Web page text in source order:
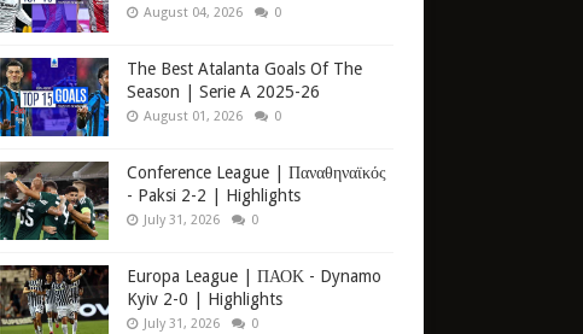
August 04, 2026 0
The Best Atalanta Goals Of The
Season | Serie A 2025-26
August 01, 2026 0
Conference League | Παναθηναϊκός
- Paksi 2-2 | Highlights
July 31, 2026 0
Europa League | ΠΑΟΚ - Dynamo
Kyiv 2-0 | Highlights
July 31, 2026 0